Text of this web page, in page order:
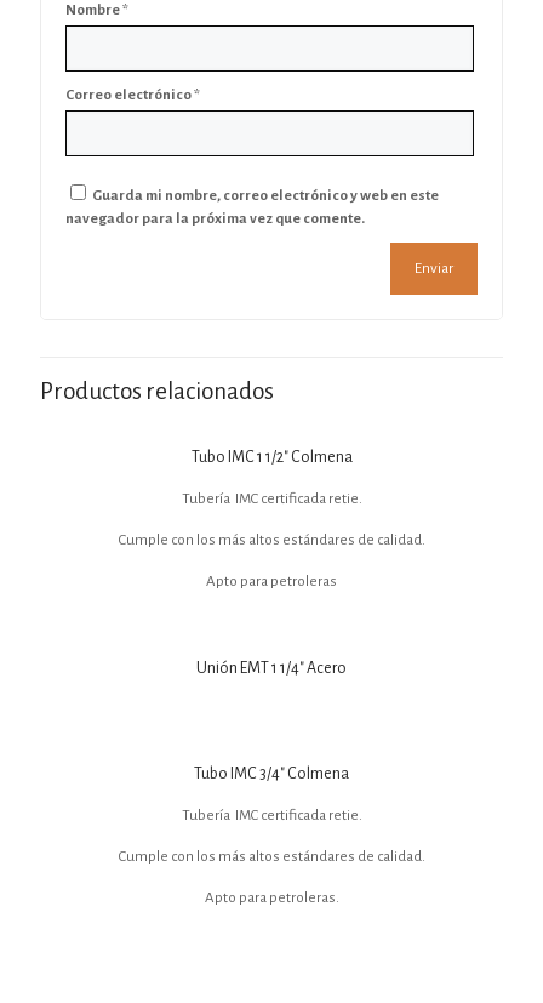
Nombre*
Correo electrónico*
Guarda mi nombre, correo electrónico y web en este
navegador para la próxima vez que comente.
Productos relacionados
Tubo IMC 1 1/2″ Colmena
Tubería IMC certificada retie.
Cumple con los más altos estándares de calidad.
Apto para petroleras
Unión EMT 1 1/4″ Acero
Tubo IMC 3/4″ Colmena
Tubería IMC certificada retie.
Cumple con los más altos estándares de calidad.
Apto para petroleras.